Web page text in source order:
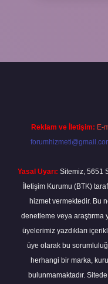
Reklam ve İletişim: E-
Yasal Uyarı: Sitemiz, 5651
İletişim Kurumu (BTK)
hizmet vermektedir. Bu
denetleme veya araştırma
üyelerimiz yazdıkları
üye olarak bu
herhangi bir marka,
bulunmamaktadır.